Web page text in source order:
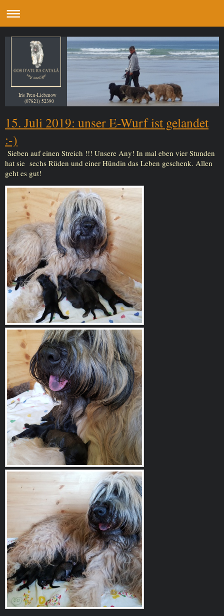
Iris Prell-Liebenow
(07821) 52390
15. Juli 2019: unser E-Wurf ist gelandet
:-)
Sieben auf einen Streich !!! Unsere Any! In mal eben vier Stunden
hat sie sechs Rüden und einer Hündin das Leben geschenk. Allen
geht es gut!